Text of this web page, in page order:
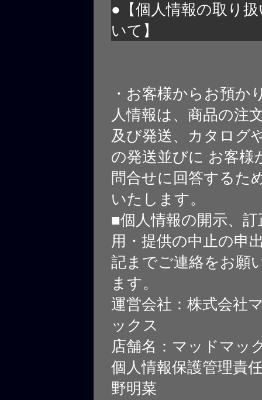
●【個人情報の取り
いて】
・お客様からお預か
人情報は、商品の注
及び発送、カタログ
の発送並びに お客様
問合せに回答するた
いたします。
■個人情報の開示、
用・提供の中止の申
記までご連絡をお願
ます。
運営会社：株式会社
ックス
店舗名：マッドマッ
個人情報保護管理責
野明菜